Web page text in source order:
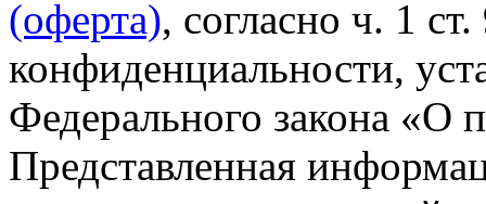
(оферта), согласно ч. 1
конфиденциальности,
Федерального закона «О
Представленная